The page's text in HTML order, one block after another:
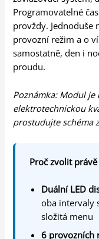
Programovatelné
provždy. Jednoduše
provozní režim a o
samostatně, den i
proudu.
Poznámka: Modul
elektrotechnickou
prostudujte schéma
Proč zvolit
Duální LED
oba intervaly
složitá menu
6 provozních